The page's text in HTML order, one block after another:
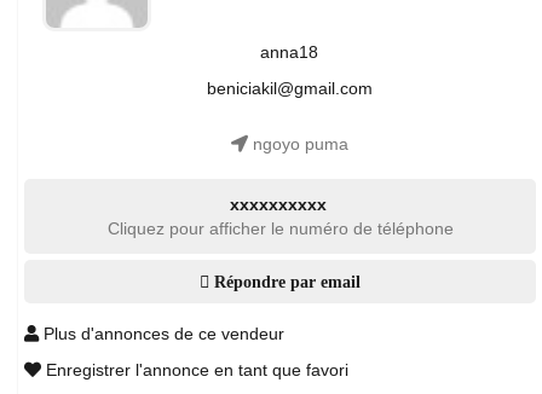
anna18
beniciakil@gmail.com
ngoyo puma
xxxxxxxxxx
Cliquez pour afficher le numéro de téléphone
Répondre par email
Plus d'annonces de ce vendeur
Enregistrer l'annonce en tant que favori